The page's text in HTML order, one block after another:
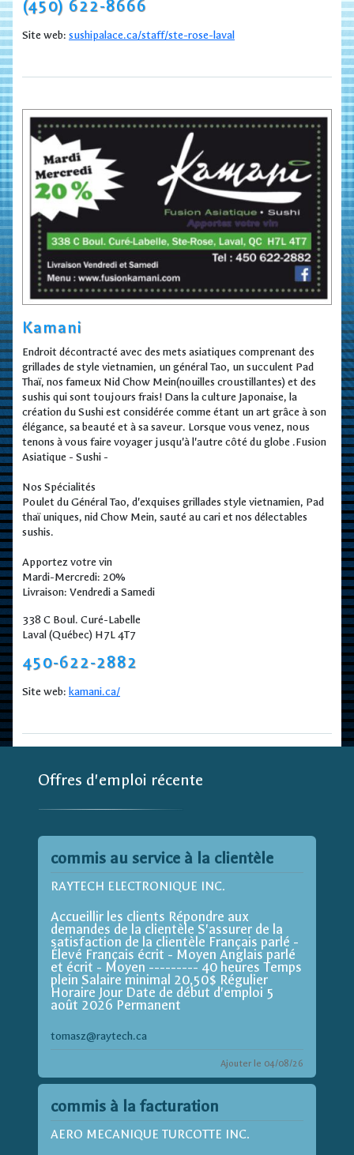
(450) 622-8666
Site web: sushipalace.ca/staff/ste-rose-laval
Kamani
Endroit décontracté avec des mets asiatiques comprenant des
grillades de style vietnamien, un général Tao, un succulent Pad
Thaï, nos fameux Nid Chow Mein(nouilles croustillantes) et des
sushis qui sont toujours frais! Dans la culture Japonaise, la
création du Sushi est considérée comme étant un art grâce à son
élégance, sa beauté et à sa saveur. Lorsque vous venez, nous
tenons à vous faire voyager jusqu'à l'autre côté du globe .Fusion
Asiatique - Sushi -
Nos Spécialités
Poulet du Général Tao, d'exquises grillades style vietnamien, Pad
thaï uniques, nid Chow Mein, sauté au cari et nos délectables
sushis.
Apportez votre vin
Mardi-Mercredi: 20%
Livraison: Vendredi a Samedi
338 C Boul. Curé-Labelle
Laval (Québec) H7L 4T7
450-622-2882
Site web: kamani.ca/
Offres d'emploi récente
commis au service à la clientèle
RAYTECH ELECTRONIQUE INC.
Accueillir les clients Répondre aux
demandes de la clientèle S'assurer de la
satisfaction de la clientèle Français parlé -
Élevé Français écrit - Moyen Anglais parlé
et écrit - Moyen --------- 40 heures Temps
plein Salaire minimal 20,50$ Régulier
Horaire Jour Date de début d'emploi 5
août 2026 Permanent
tomasz@raytech.ca
Ajouter le 04/08/26
commis à la facturation
AERO MECANIQUE TURCOTTE INC.